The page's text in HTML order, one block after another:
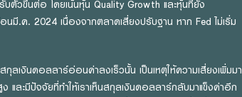
บตัวขึ้นต่อ โดยเน้นหุ้น Quality Growth และหุ้นที่ยัง
นมี.ค. 2024 เนื่องจากตลาดเสี่ยงปรับฐาน หาก Fed ไม่เริ่ม
เงินดอลลาร์อ่อนค่าลงเร็วนั้น เป็นเหตุให้ความเสี่ยงเพิ่มมา
ละมีปัจจัยที่ทำให้เราเห็นสกุลเงินดอลลาร์กลับมาแข็งค่าอีก